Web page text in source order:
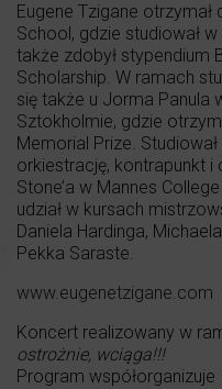
Eugene Tzigane
School, gdzie studiował
także zdobył stypendium
Scholarship. W ramach
się także u Jorma Panula
Sztokholmie, gdzie
Memorial Prize.
orkiestrację, kontrapunkt i
Stone’a w Mannes
udział w kursach
Daniela Hardinga,
Pekka Saraste.
www.eugenetzigane.com
Koncert realizowany w
ostrożnie, wciąga!!!
Program